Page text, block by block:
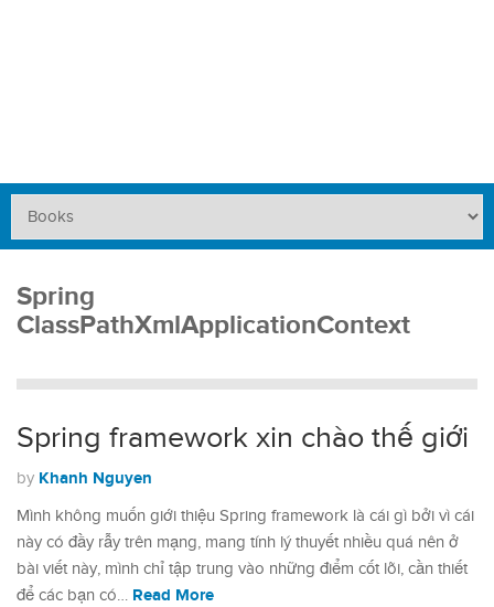
Spring
ClassPathXmlApplicationContext
Spring framework xin chào thế giới
by Khanh Nguyen
Mình không muốn giới thiệu Spring framework là cái gì bởi vì cái
này có đầy rẫy trên mạng, mang tính lý thuyết nhiều quá nên ở
bài viết này, mình chỉ tập trung vào những điểm cốt lõi, cần thiết
để các bạn có… Read More